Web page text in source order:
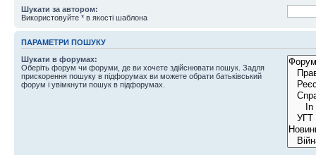
Шукати за автором:
Використовуйте * в якості шаблона
ПАРАМЕТРИ ПОШУКУ
Шукати в форумах:
Оберіть форум чи форуми, де ви хочете здійснювати пошук. Задля
прискорення пошуку в підфорумах ви можете обрати батьківський
форум і увімкнути пошук в підфорумах.